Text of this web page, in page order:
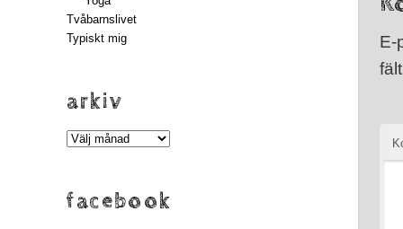
E-
Tvåbarnslivet
Typiskt mig
arkiv
Arkiv
facebook